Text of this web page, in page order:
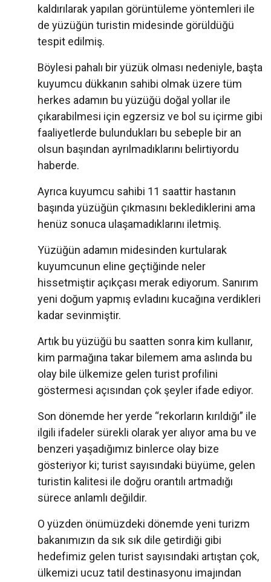
kaldırılarak yapılan görüntüleme yöntemleri ile
de yüzüğün turistin midesinde görüldüğü
tespit edilmiş.
Böylesi pahalı bir yüzük olması nedeniyle, başta
kuyumcu dükkanın sahibi olmak üzere tüm
herkes adamın bu yüzüğü doğal yollar ile
çıkarabilmesi için egzersiz ve bol su içirme gibi
faaliyetlerde bulundukları bu sebeple bir an
olsun başından ayrılmadıklarını belirtiyordu
haberde.
Ayrıca kuyumcu sahibi 11 saattir hastanın
başında yüzüğün çıkmasını beklediklerini ama
henüz sonuca ulaşamadıklarını iletmiş.
Yüzüğün adamın midesinden kurtularak
kuyumcunun eline geçtiğinde neler
hissetmiştir açıkçası merak ediyorum. Sanırım
yeni doğum yapmış evladını kucağına verdikleri
kadar sevinmiştir.
Artık bu yüzüğü bu saatten sonra kim kullanır,
kim parmağına takar bilemem ama aslında bu
olay bile ülkemize gelen turist profilini
göstermesi açısından çok şeyler ifade ediyor.
Son dönemde her yerde “rekorların kırıldığı” ile
ilgili ifadeler sürekli olarak yer alıyor ama bu ve
benzeri yaşadığımız binlerce olay bize
gösteriyor ki; turist sayısındaki büyüme, gelen
turistin kalitesi ile doğru orantılı artmadığı
sürece anlamlı değildir.
O yüzden önümüzdeki dönemde yeni turizm
bakanımızın da sık sık dile getirdiği gibi
hedefimiz gelen turist sayısındaki artıştan çok,
ülkemizi ucuz tatil destinasyonu imajından